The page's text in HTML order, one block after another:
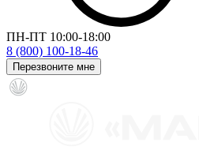
ПН-ПТ 10:00-18:00
8 (800) 100-18-46
Перезвоните мне